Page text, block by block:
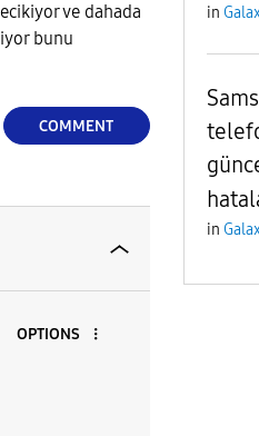
ve dahada
bunu
COMMENT
OPTIONS
in
in